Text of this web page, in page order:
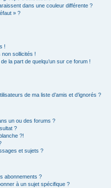
dans une couleur différente ?
» ?
!
sollicités !
la part de quelqu’un sur ce forum !
de ma liste d’amis et d’ignorés ?
un ou des forums ?
?
?!
et sujets ?
abonnements ?
à un sujet spécifique ?